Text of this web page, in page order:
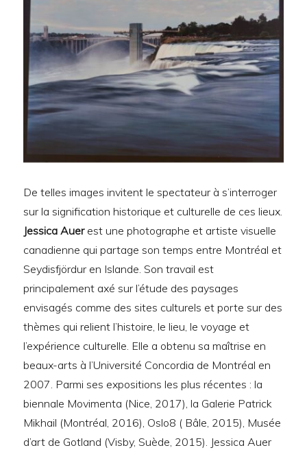
De telles images invitent le spectateur à s’interroger
sur la signification historique et culturelle de ces lieux.
Jessica Auerest une photographe et artiste visuelle
canadienne qui partage son temps entre Montréal et
Seydisfjördur en Islande. Son travail est
principalement axé sur l’étude des paysages
envisagés comme des sites culturels et porte sur des
thèmes qui relient l’histoire, le lieu, le voyage et
l’expérience culturelle. Elle a obtenu sa maîtrise en
beaux-arts à l’Université Concordia de Montréal en
2007. Parmi ses expositions les plus récentes : la
biennale Movimenta (Nice, 2017), la Galerie Patrick
Mikhail (Montréal, 2016), Oslo8 ( Bâle, 2015), Musée
d’art de Gotland (Visby, Suède, 2015). Jessica Auer